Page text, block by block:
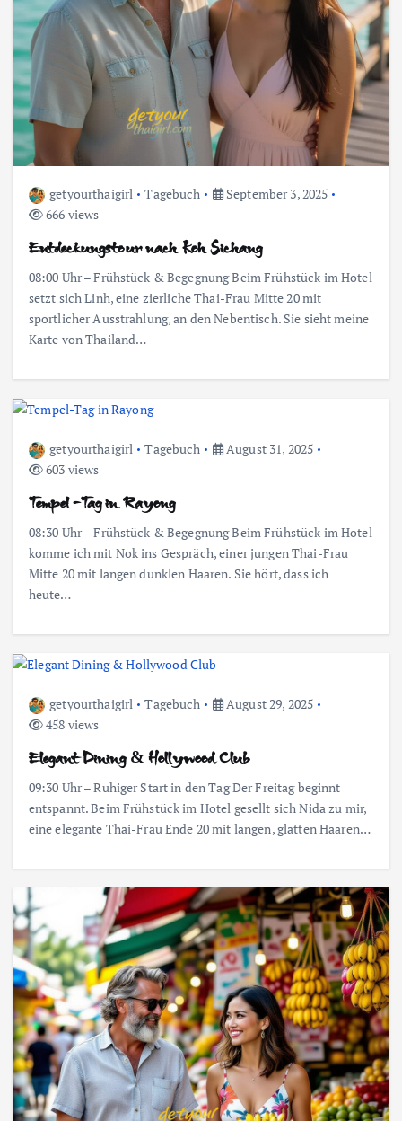
getyourthaigirl Tagebuch
September 3, 2025
666 views
Entdeckungstour nach Koh Sichang
08:00 Uhr – Frühstück & Begegnung Beim Frühstück im Hotel
setzt sich Linh, eine zierliche Thai-Frau Mitte 20 mit
sportlicher Ausstrahlung, an den Nebentisch. Sie sieht meine
Karte von Thailand…
getyourthaigirl Tagebuch
August 31, 2025
603 views
Tempel-Tag in Rayong
08:30 Uhr – Frühstück & Begegnung Beim Frühstück im Hotel
komme ich mit Nok ins Gespräch, einer jungen Thai-Frau
Mitte 20 mit langen dunklen Haaren. Sie hört, dass ich
heute…
getyourthaigirl Tagebuch
August 29, 2025
458 views
Elegant Dining & Hollywood Club
09:30 Uhr – Ruhiger Start in den Tag Der Freitag beginnt
entspannt. Beim Frühstück im Hotel gesellt sich Nida zu mir,
eine elegante Thai-Frau Ende 20 mit langen, glatten Haaren…